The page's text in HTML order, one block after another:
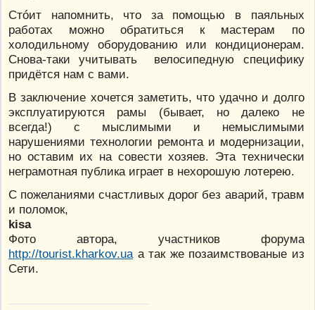
Стóит напомнить, что за помощью в паяльных
работах можно обратиться к мастерам по
холодильному оборудованию или кондиционерам.
Снова-таки учитывать велосипедную специфику
придётся нам с вами.
В заключение хочется заметить, что удачно и долго
эксплуатируются рамы (бывает, но далеко не
всегда!) с мыслимыми и немыслимыми
нарушениями технологии ремонта и модернизации,
но оставим их на совести хозяев. Эта технически
неграмотная публика играет в нехорошую лотерею.
С пожеланиями счастливых дорог без аварий, травм
и поломок,
kisa
Фото автора, участников форума
http://tourist.kharkov.uaа так же позаимствованые из
Сети.